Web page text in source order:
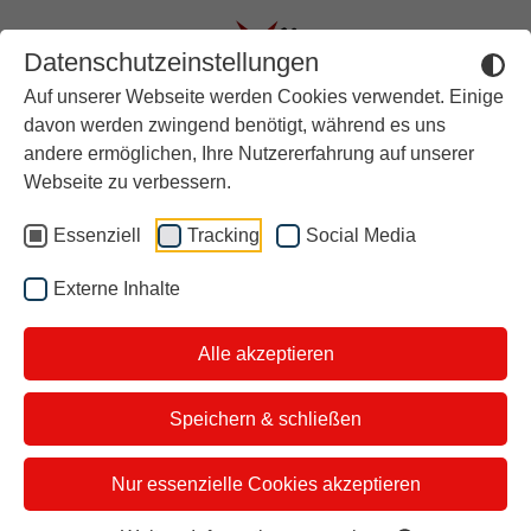
Datenschutzeinstellungen
Auf unserer Webseite werden Cookies verwendet. Einige
davon werden zwingend benötigt, während es uns
andere ermöglichen, Ihre Nutzererfahrung auf unserer
Webseite zu verbessern.
Essenziell Tracking Social Media
Externe Inhalte
Alle akzeptieren
Speichern & schließen
Nur essenzielle Cookies akzeptieren
Military Sleep Methode
Einschlaftechniken, um
möglichst schnell in den
Schlaf zu finden.
Vorbereitung (1–2 Minuten)
Lege dich bequem auf den Rücken.
Aktuell
Rückblick
Über stern TV
Der Moderator
i&u Studios